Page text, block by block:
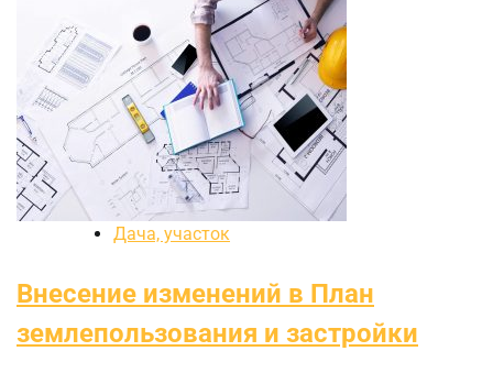
Дача, участок
Внесение изменений в План
землепользования и застройки